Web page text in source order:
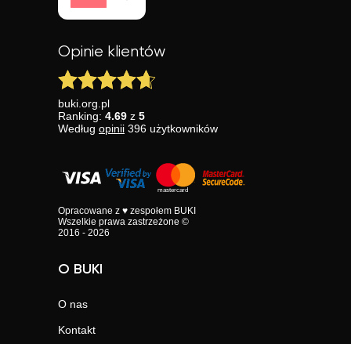
Opinie klientów
buki.org.pl
Ranking: 4.69 z 5
Według opinii 396 użytkowników
Opracowane z ♥ zespołem BUKI
Wszelkie prawa zastrzeżone ©
2016 - 2026
O BUKI
O nas
Kontakt